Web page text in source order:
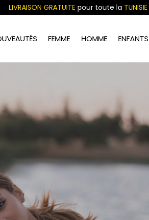
LIVRAISON GRATUITE pour toute la TUNISIE
FEMME HOMME ENFANTS